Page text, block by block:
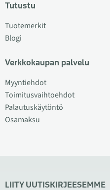
Tutustu
Tuotemerkit
Blogi
Verkkokaupan palvelu
Myyntiehdot
Toimitusvaihtoehdot
Palautuskäytöntö
Osamaksu
LIITY UUTISKIRJEESEMME